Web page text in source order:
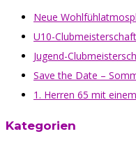
Neue
U10-
Jugend-
Save the Date –
1. Herren 65 mit
Kategorien